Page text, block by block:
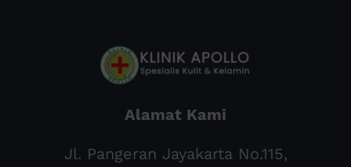
Alamat Kami
Jl. Pangeran Jayakarta No.115,